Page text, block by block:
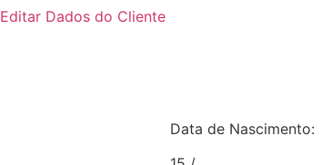
Editar Dados do Cliente
Data de Nascimento: